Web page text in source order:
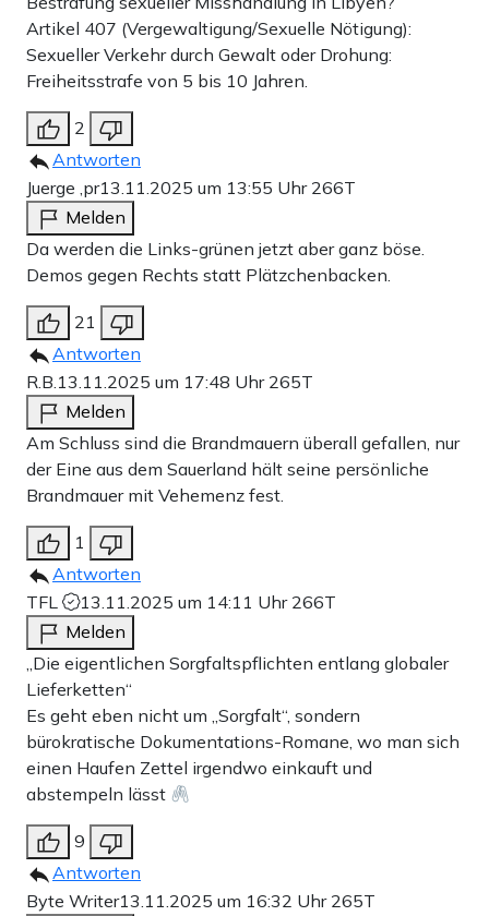
Artikel 407 (Vergewaltigung/Sexuelle Nötigung):
Sexueller Verkehr durch Gewalt oder Drohung:
Freiheitsstrafe von 5 bis 10 Jahren.
2
Antworten
Juerge ,pr13.11.2025 um 13:55 Uhr 266T
Melden
Da werden die Links-grünen jetzt aber ganz böse.
Demos gegen Rechts statt Plätzchenbacken.
21
Antworten
R.B.13.11.2025 um 17:48 Uhr 265T
Melden
Am Schluss sind die Brandmauern überall gefallen, nur
der Eine aus dem Sauerland hält seine persönliche
Brandmauer mit Vehemenz fest.
1
Antworten
TFL
13.11.2025 um 14:11 Uhr 266T
Melden
„Die eigentlichen Sorgfaltspflichten entlang globaler
Lieferketten“
Es geht eben nicht um „Sorgfalt“, sondern
bürokratische Dokumentations-Romane, wo man sich
einen Haufen Zettel irgendwo einkauft und
abstempeln lässt
9
Antworten
Byte Writer13.11.2025 um 16:32 Uhr 265T